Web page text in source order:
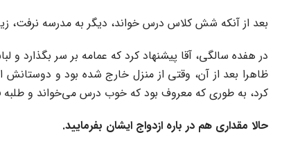
بعد از آنکه شش کلاس درس خواند، دیگر به مدرسه نرفت،
در هفده سالگی، آقا پیشنهاد کرد که عمامه بر سر بگذارد و
ظاهرا بعد از آن، وقتی از منزل خارج شده بود و دوستانش
کرد، به طوری که معروف بود که خوب درس می‌خواند و
حالا مقداری هم در باره ازدواج ایشان بفرمایید.